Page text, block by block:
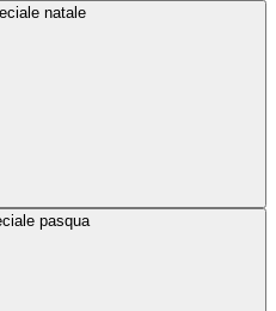
natale
pasqua